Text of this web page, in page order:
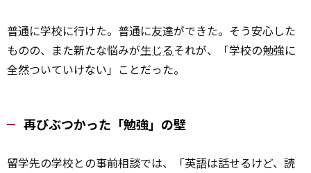
普通に学校に行けた。普通に友達ができた。そう安心した
ものの、また新たな悩みが生じる――それが、「学校の勉強に
全然ついていけない」ことだった。
再びぶつかった「勉強」の壁
留学先の学校との事前相談では、「英語は話せるけど、読